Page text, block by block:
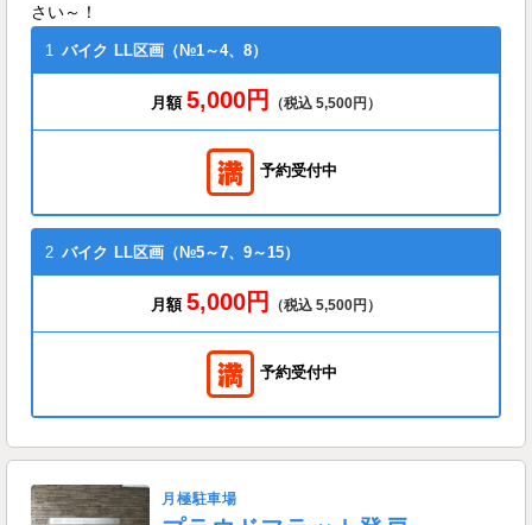
さい～！
1 バイク LL区画（№1～4、8）
月額 5,000円 （税込 5,500円）
予約受付中
2 バイク LL区画（№5～7、9～15）
月額 5,000円 （税込 5,500円）
予約受付中
月極駐車場